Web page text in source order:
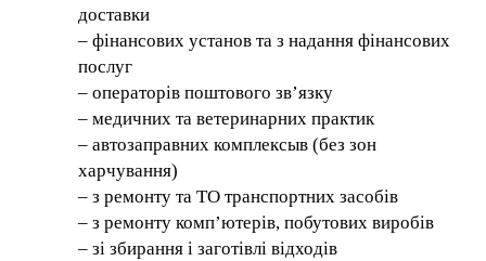
доставки
– фінансових установ та з надання фінансових
послуг
– операторів поштового зв’язку
– медичних та ветеринарних практик
– автозаправних комплексыв (без зон
харчування)
– з ремонту та ТО транспортних засобів
– з ремонту комп’ютерів, побутових виробів
– зі збирання і заготівлі відходів